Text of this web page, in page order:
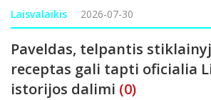
tūkstančiai keliautojų. Dalyvaujant miestų
gatvėse teikiama informac
Laisvalaikis 2026-07-30
Paveldas, telpantis
receptas gali tapti oficialia
istorijos dalimi (0)